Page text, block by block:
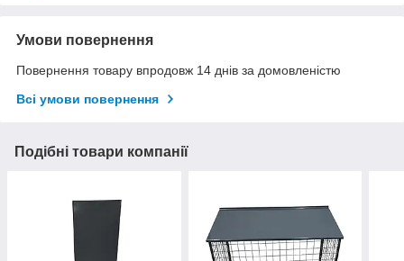
Умови повернення
Повернення товару впродовж 14 днів за домовленістю
Всі умови повернення
Подібні товари компанії